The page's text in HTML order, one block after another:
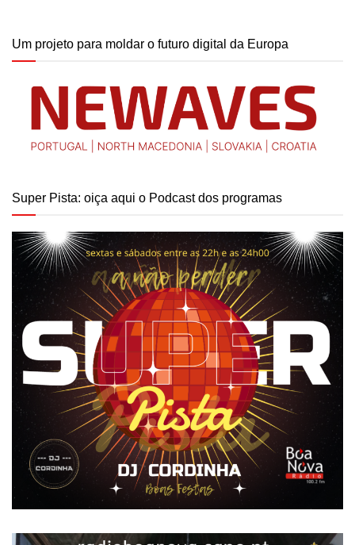
Um projeto para moldar o futuro digital da Europa
Super Pista: oiça aqui o Podcast dos programas